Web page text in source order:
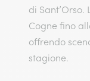
di
Cogne fino
offrendo
stagione.